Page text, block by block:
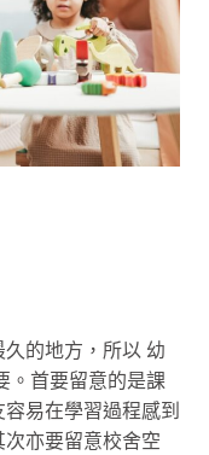
的地方，所以 幼
。首要留意的是課
易在學習過程感到
亦要留意校舍空